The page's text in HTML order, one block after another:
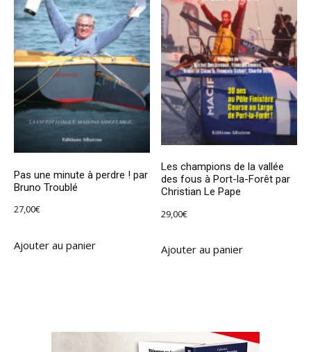
Pas une minute à perdre ! par
Bruno Troublé
27,00€
Ajouter au panier
Les champions de la vallée
des fous à Port-la-Forêt par
Christian Le Pape
29,00€
Ajouter au panier